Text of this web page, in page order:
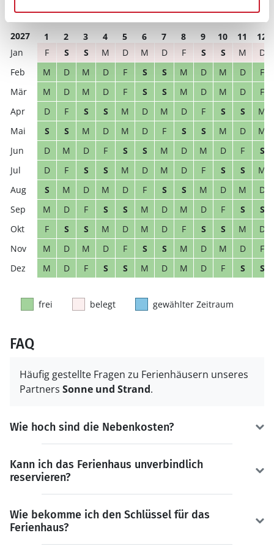
2027 1 2 3 4 5 6 7 8 9 10 11
12
F
S S M D M D F S S M
D
M
D M D F S S M D M D
F
M
D M D F S S M D M D
F
D
F S S M D M D F S S
M
S
S M D M D F S S M D
M
D
M D F S S M D M D F
S
D
F S S M D M D F S S
M
S
M D M D F S S M D M
D
M
D F S S M D M D F S
S
F
S S M D M D F S S M
D
M
D M D F S S M D M D
F
M
D F S S M D M D F S S
frei belegt gewählter Zeitraum
FAQ
Häufig gestellte Fragen zu Ferienhäusern unseres
Partners Sonne und Strand.
Wie hoch sind die Nebenkosten?
Kann ich das Ferienhaus unverbindlich
reservieren?
Wie bekomme ich den Schlüssel für das
Ferienhaus?